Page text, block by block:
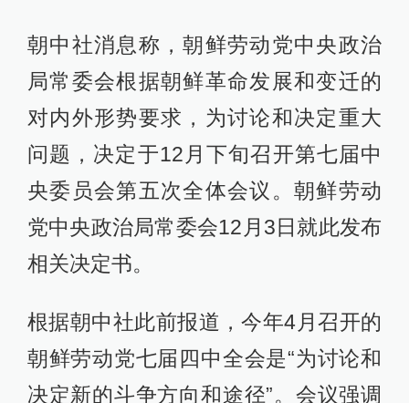
朝中社消息称，朝鲜劳动党中央政治
局常委会根据朝鲜革命发展和变迁的
对内外形势要求，为讨论和决定重大
问题，决定于12月下旬召开第七届中
央委员会第五次全体会议。朝鲜劳动
党中央政治局常委会12月3日就此发布
相关决定书。
根据朝中社此前报道，今年4月召开的
朝鲜劳动党七届四中全会是“为讨论和
决定新的斗争方向和途径”。会议强调